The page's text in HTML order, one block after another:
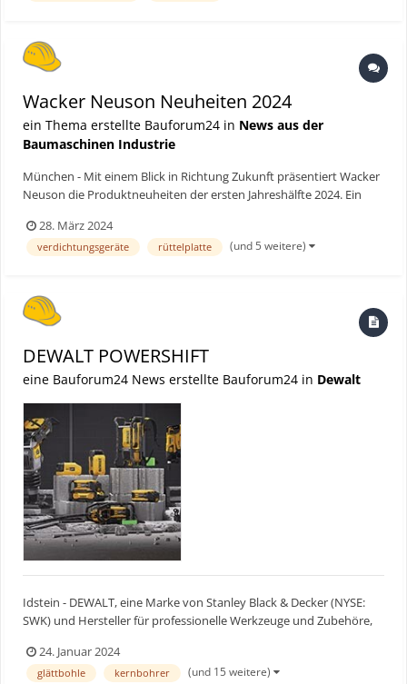
Wacker Neuson Neuheiten 2024
ein Thema erstellte Bauforum24 in News aus der
Baumaschinen Industrie
München - Mit einem Blick in Richtung Zukunft präsentiert Wacker
Neuson die Produktneuheiten der ersten Jahreshälfte 2024. Ein
Generation der Akkustampfer sowie die akkubetriebene
vorwärtslaufende Rüttelplatte WP1550e. Diese neuen Ver...
28. März 2024
verdichtungsgeräte rüttelplatte (und 5 weitere)
DEWALT POWERSHIFT
eine Bauforum24 News erstellte Bauforum24 in Dewalt
Idstein - DEWALT, eine Marke von Stanley Black & Decker (NYSE:
SWK) und Hersteller für professionelle Werkzeuge und Zubehöre,
Mit dem kabellosen POWERSHIFT™ Sortiment – bestehend aus
Rüttelplatte, Stampfer, Rucksack-Flaschenrüttler, Powerpac...
24. Januar 2024
glättbohle kernbohrer (und 15 weitere)